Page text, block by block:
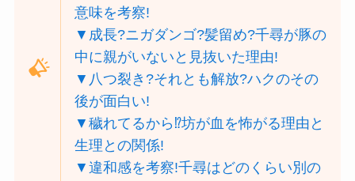
意味を考察!
▼成長?ニガダンゴ?髪留め?千尋が豚の
中に親がいないと見抜いた理由!
▼八つ裂き?それとも解放?ハクのその
後が面白い!
▼穢れてるから⁉︎坊が血を怖がる理由と
生理との関係!
▼違和感を考察!千尋はどのくらい別の